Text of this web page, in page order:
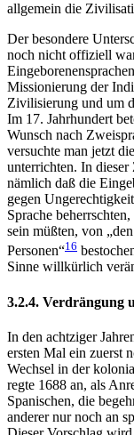
allgemein die
Der besondere
noch nicht offiziell
Missionierung der
Zivilisierung und um
Im 17. Jahrhundert
Wunsch nach
versuchte man jetzt
unterrichten. In dieser
nämlich daß die
gegen
Sprache
sein müßten, von
Personen“16
Sinne willkürlich
3.2.4. Verdrängung
In den achtziger
ersten Mal ein zuerst
Wechsel in der
regte 1688 an, als
Spanischen, die
anderer nur noch an